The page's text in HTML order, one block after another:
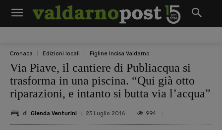
Cronaca Edizioni locali Figline Incisa Valdarno
Via Piave, il cantiere di Publiacqua si
trasforma in una piscina. “Qui già otto
riparazioni, e intanto si butta via l’acqua”
di Glenda Venturini 23 Luglio 2016 994